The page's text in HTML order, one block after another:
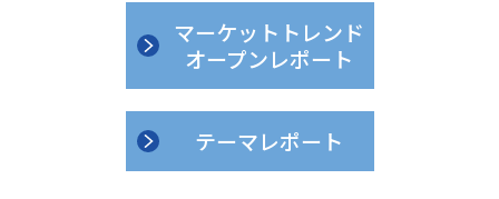
マーケットトレンド
オープンレポート
テーマレポート